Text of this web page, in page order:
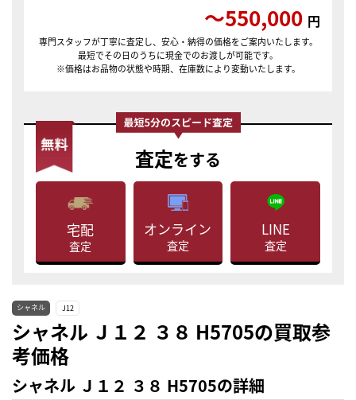
〜550,000 円
専門スタッフが丁寧に査定し、安心・納得の価格をご案内いたします。
最短でその日のうちに現金でのお渡しが可能です。
※価格はお品物の状態や時期、在庫数により変動いたします。
査定をする
宅配
査定
オンライン
査定
LINE
査定
シャネル J12
シャネル Ｊ１２ ３８ H5705の買取参
考価格
シャネル Ｊ１２ ３８ H5705の詳細